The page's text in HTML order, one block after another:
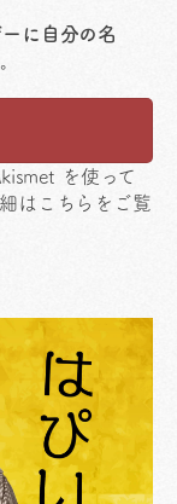
に自分の名
を使って
はこちらをご覧